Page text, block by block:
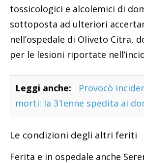
tossicologici e alcolemici di
sottoposta ad ulteriori
nell’ospedale di Oliveto Citra,
per le lesioni riportate
Leggi anche:
Provocò
morti: la 31enne spedita ai
Le condizioni degli altri feriti
Ferita e in ospedale anche